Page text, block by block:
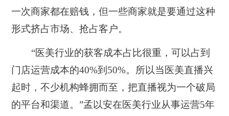
一次商家都在赔钱，但一些商家就是要通过这种
形式挤占市场、抢占客户。
“医美行业的获客成本占比很重，可以占到
门店运营成本的40%到50%。所以当医美直播兴
起时，不少机构蜂拥而至，把直播视为一个破局
的平台和渠道。”孟以安在医美行业从事运营5年